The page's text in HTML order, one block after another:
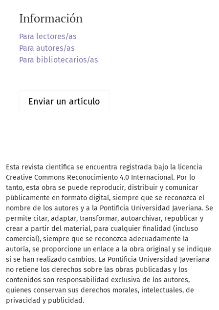
Información
Para lectores/as
Para autores/as
Para bibliotecarios/as
Enviar un artículo
Esta revista científica se encuentra registrada bajo la licencia
Creative Commons Reconocimiento 4.0 Internacional. Por lo
tanto, esta obra se puede reproducir, distribuir y comunicar
públicamente en formato digital, siempre que se reconozca el
nombre de los autores y a la Pontificia Universidad Javeriana. Se
permite citar, adaptar, transformar, autoarchivar, republicar y
crear a partir del material, para cualquier finalidad (incluso
comercial), siempre que se reconozca adecuadamente la
autoría, se proporcione un enlace a la obra original y se indique
si se han realizado cambios. La Pontificia Universidad Javeriana
no retiene los derechos sobre las obras publicadas y los
contenidos son responsabilidad exclusiva de los autores,
quienes conservan sus derechos morales, intelectuales, de
privacidad y publicidad.